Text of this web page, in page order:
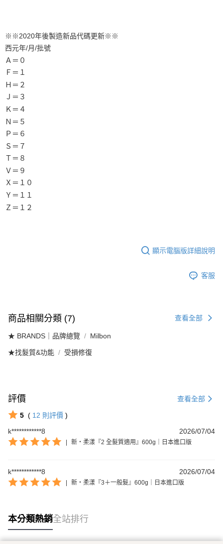
※※2020年後製造新品代碼更新※※
西元年/月/批號
Ａ＝０
Ｆ＝１
Ｈ＝２
Ｊ＝３
Ｋ＝４
Ｎ＝５
Ｐ＝６
Ｓ＝７
Ｔ＝８
Ｖ＝９
Ｘ＝１０
Ｙ＝１１
Ｚ＝１２
顯示電腦版詳細說明
客服
商品相關分類 (7) 查看全部
★ BRANDS｜品牌總覽 Milbon
★找髮質&功能 受損修復
評價 查看全部
5 ( 12 則評價 )
k************8
2026/07/04
新・柔漾『2 全髮質適用』600g｜日本進口版
k************8 2026/07/04
新・柔漾『3＋一般髮』600g｜日本進口版
本分類熱銷全站排行